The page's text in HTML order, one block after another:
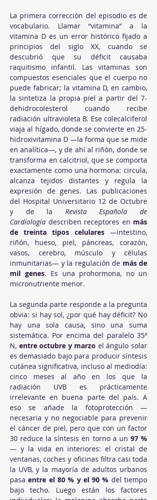
La primera corrección del episodio es de
vocabulario. Llamar “vitamina” a la
vitamina D es un error histórico fijado a
principios del siglo XX, cuando se
descubrió que su déficit causaba
raquitismo infantil. Las vitaminas son
compuestos esenciales que el cuerpo no
puede fabricar; la vitamina D, en cambio,
la sintetiza la propia piel a partir del 7-
dehidrocolesterol cuando recibe
radiación ultravioleta B. Ese colecalciferol
viaja al hígado, donde se convierte en 25-
hidroxivitamina D —la forma que se mide
en analítica—, y de ahí al riñón, donde se
transforma en calcitriol, que se comporta
exactamente como una hormona: circula,
alcanza tejidos distantes y regula la
expresión de genes. Las publicaciones
del Hospital Universitario 12 de Octubre
y de la Revista Española de
Cardiología describen receptores en más
de treinta tipos celulares —intestino,
riñón, hueso, piel, páncreas, corazón,
vasos, cerebro, músculo y células
inmunitarias— y la regulación de más de
mil genes. Es una prohormona, no un
micronutriente menor.
La segunda parte responde a la pregunta
obvia: si hay sol, ¿por qué hay déficit? No
hay una sola causa, sino una suma
sistemática. Por encima del paralelo 35º
N, entre octubre y marzo el ángulo solar
es demasiado bajo para producir síntesis
cutánea significativa, incluso al mediodía:
cinco meses al año en los que la
radiación UVB es prácticamente
irrelevante en buena parte del país. A
eso se añade la fotoprotección —
necesaria y no negociable para prevenir
el cáncer de piel, pero que con un factor
30 reduce la síntesis en torno a un 97 %
— y la vida en interiores: el cristal de
ventanas, coches y oficinas filtra casi toda
la UVB, y la mayoría de adultos urbanos
pasa entre el 80 % y el 90 % del tiempo
bajo techo. Luego están los factores